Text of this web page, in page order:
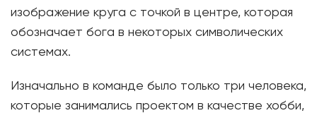
изображение круга с точкой в центре, которая
обозначает бога в некоторых символических
системах.
Изначально в команде было только три человека,
которые занимались проектом в качестве хобби,